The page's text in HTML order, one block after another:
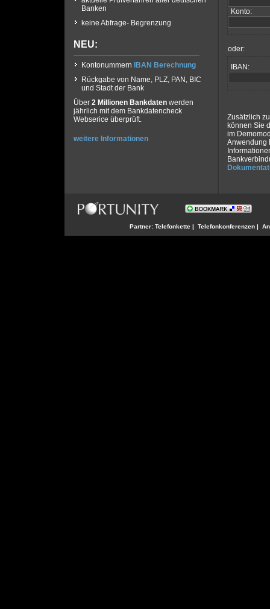
Banken
keine Abfrage- Begrenzung
NEU:
Kontonummern
IBAN Berechnung
Rückgabe von Name, PLZ, PAN, BIC
und Stadt der Bank
Über 2 Millionen Bankdaten werden
jährlich mit dem Bankdatencheck
Webserice überprüft.
weitere Informationen
Konto:
oder:
IBAN:
Zusätzlich
können Sie
im
Anwendung
Partner: Telefonkette | Telefonkonferenzen |